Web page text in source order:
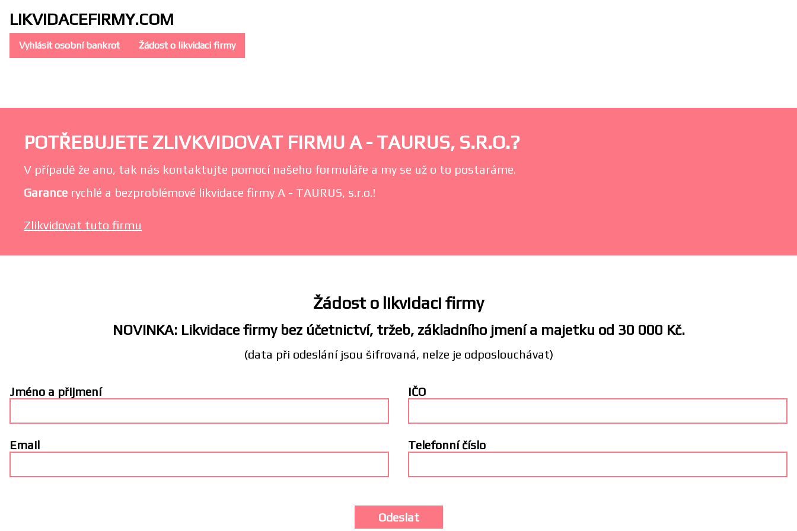
LIKVIDACEFIRMY.COM
Vyhlásit osobní bankrot Žádost o likvidaci firmy
POTŘEBUJETE ZLIVKVIDOVAT FIRMU A - TAURUS, S.R.O.?
V případě že ano, tak nás kontaktujte pomocí našeho formuláře a my se už o to postaráme.
Garance rychlé a bezproblémové likvidace firmy A - TAURUS, s.r.o.!
Zlikvidovat tuto firmu
Žádost o likvidaci firmy
NOVINKA: Likvidace firmy bez účetnictví, tržeb, základního jmení a majetku od 30 000 Kč.
(data při odeslání jsou šifrovaná, nelze je odposlouchávat)
Jméno a přijmení IČO
Email Telefonní číslo
Odeslat